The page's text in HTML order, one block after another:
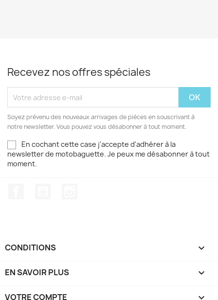
Recevez nos offres spéciales
Soyez prévenu des nouveaux arrivages de pièces en souscrivant à
notre newsletter. Vous pouvez vous désabonner à tout moment.
En cochant cette case j'accepte d'adhérer à la
newsletter de motobaguette. Je peux me désabonner à tout
moment.
CONDITIONS 
EN SAVOIR PLUS 
VOTRE COMPTE 